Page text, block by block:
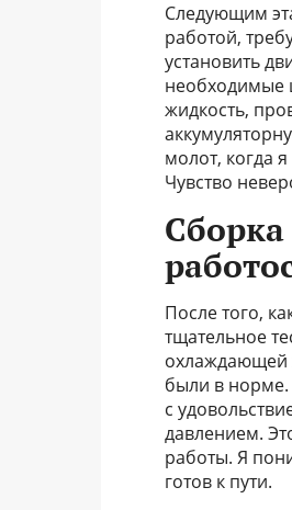
Следующим
работой,
установить
необходимые
жидкость,
молот, когда
Чувство
После того,
тщательное
охлаждающей
были в норме.
с
давлением.
работы. Я
готов к пути.